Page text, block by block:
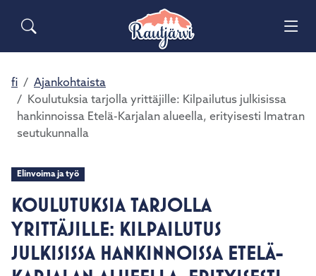
Siirry pääsisältöön Siirry päävalikkoon
Sähköiset lomakkeet
Haku
Asuminen ja ympäristö
Opetus ja kasvatus
Hyvinvointi ja terveys
Kunta ja päätöksenteko
Elinvoima ja työ
fi
Ajankohtaista
Koulutuksia tarjolla yrittäjille: Kilpailutus julkisissa
hankinnoissa Etelä-Karjalan alueella, erityisesti Imatran
seutukunnalla
Elinvoima ja työ
KOULUTUKSIA TARJOLLA
YRITTÄJILLE: KILPAILUTUS
JULKISISSA HANKINNOISSA ETELÄ-